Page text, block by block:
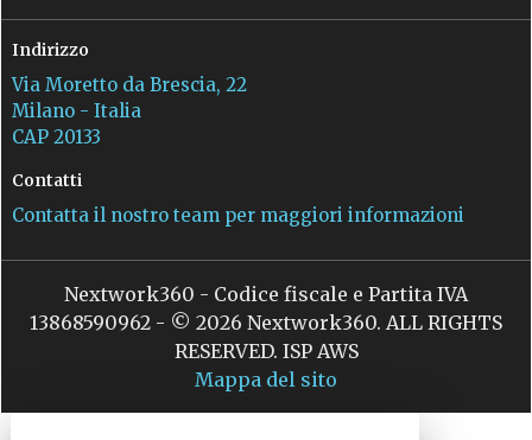
Indirizzo
Via Moretto da Brescia, 22
Milano - Italia
CAP 20133
Contatti
Contatta il nostro team per maggiori informazioni
Nextwork360 - Codice fiscale e Partita IVA
13868590962 - © 2026 Nextwork360. ALL RIGHTS
RESERVED. ISP AWS
Mappa del sito